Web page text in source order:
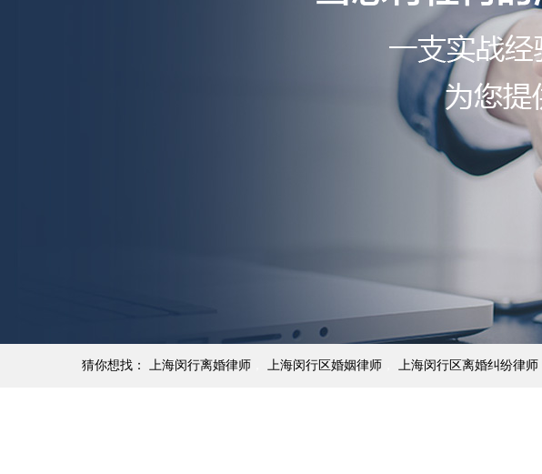
猜你想找： 上海闵行离婚律师 上海闵行区婚姻律师 上海闵行区离婚纠纷律师